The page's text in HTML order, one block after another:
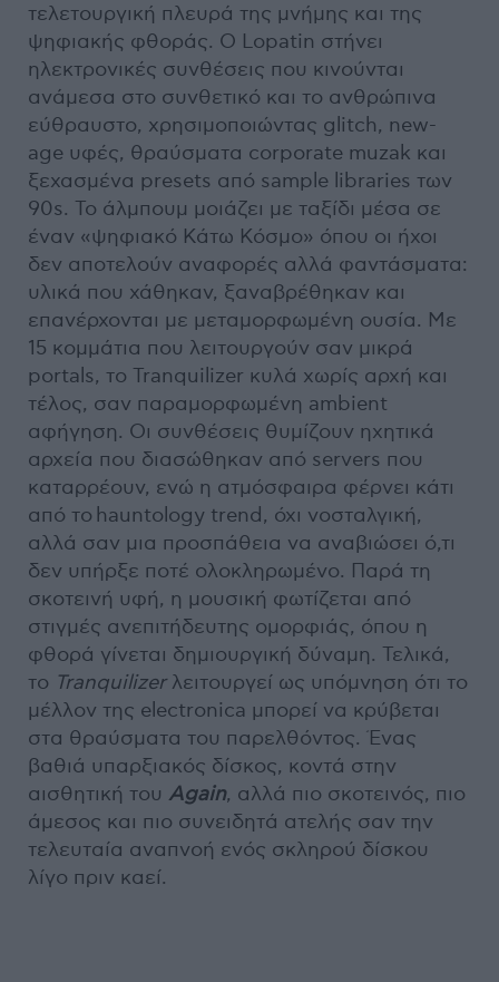
τελετουργική πλευρά της μνήμης και της
ψηφιακής φθοράς. Ο Lopatin στήνει
ηλεκτρονικές συνθέσεις που κινούνται
ανάμεσα στο συνθετικό και το ανθρώπινα
εύθραυστο, χρησιμοποιώντας glitch, new-
age υφές, θραύσματα corporate muzak και
ξεχασμένα presets από sample libraries των
90s. Το άλμπουμ μοιάζει με ταξίδι μέσα σε
έναν «ψηφιακό Κάτω Κόσμο» όπου οι ήχοι
δεν αποτελούν αναφορές αλλά φαντάσματα:
υλικά που χάθηκαν, ξαναβρέθηκαν και
επανέρχονται με μεταμορφωμένη ουσία. Με
15 κομμάτια που λειτουργούν σαν μικρά
portals, το Tranquilizer κυλά χωρίς αρχή και
τέλος, σαν παραμορφωμένη ambient
αφήγηση. Οι συνθέσεις θυμίζουν ηχητικά
αρχεία που διασώθηκαν από servers που
καταρρέουν, ενώ η ατμόσφαιρα φέρνει κάτι
από το hauntology trend, όχι νοσταλγική,
αλλά σαν μια προσπάθεια να αναβιώσει ό,τι
δεν υπήρξε ποτέ ολοκληρωμένο. Παρά τη
σκοτεινή υφή, η μουσική φωτίζεται από
στιγμές ανεπιτήδευτης ομορφιάς, όπου η
φθορά γίνεται δημιουργική δύναμη. Τελικά,
το Tranquilizerλειτουργεί ως υπόμνηση ότι το
μέλλον της electronica μπορεί να κρύβεται
στα θραύσματα του παρελθόντος. Ένας
βαθιά υπαρξιακός δίσκος, κοντά στην
αισθητική του Again, αλλά πιο σκοτεινός, πιο
άμεσος και πιο συνειδητά ατελής σαν την
τελευταία αναπνοή ενός σκληρού δίσκου
λίγο πριν καεί.